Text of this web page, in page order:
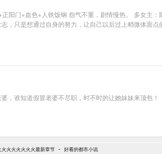
阳门+血色+人铁饭钢 怨气不重，剧情慢热。 多女主
，只是想通过自身的努力，让自己以后过上稍微体面点
，谁知道假冒老婆不尽职，时不时的让她妹妹来顶包！
火火火火火火火最新章节 - 好看的都市小说